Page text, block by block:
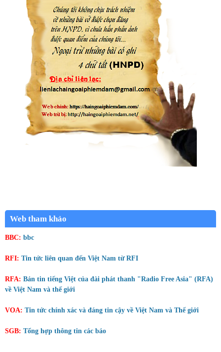
Web tham khảo
BBC: bbc
RFI: Tin tức liên quan đến Việt Nam từ RFI
RFA: Bản tin tiếng Việt của đài phát thanh "Radio Free Asia" (RFA)
về Việt Nam và thế giới
VOA: Tin tức chính xác và đáng tin cậy về Việt Nam và Thế giới
SGB: Tổng hợp thông tin các báo